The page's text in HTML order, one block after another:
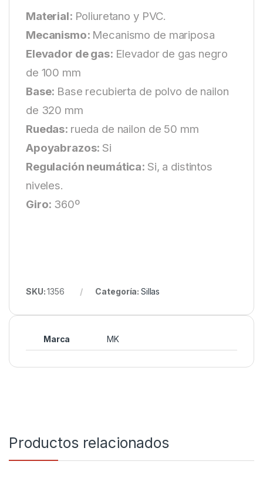
Material: Poliuretano y PVC.
Mecanismo: Mecanismo de mariposa
Elevador de gas: Elevador de gas negro
de 100 mm
Base: Base recubierta de polvo de nailon
de 320 mm
Ruedas: rueda de nailon de 50 mm
Apoyabrazos: Si
Regulación neumática: Si, a distintos
niveles.
Giro: 360º
SKU:1356 Categoría: Sillas
Marca MK
Productos relacionados